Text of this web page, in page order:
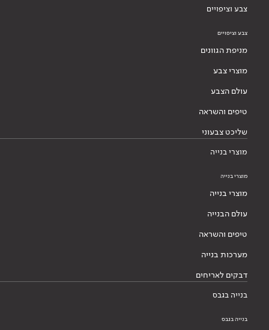
צבע וציפויים
צבע וציפויים
מניפת הגוונים
מוצרי צבע
עולם הצבע
טיפים והשראה
שליכט צבעוני
מוצרי בנייה
מוצרי בנייה
מוצרי בנייה
עולם הבנייה
טיפים והשראה
מערכות בנייה
דבקים לאריחים
בנייה בגבס
בנייה בגבס